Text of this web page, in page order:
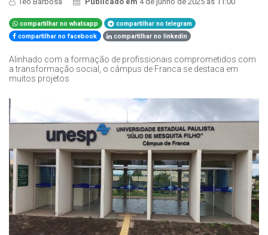
compartilhar no whatsapp
compartilhar no telegram
compartilhar no facebook
compartilhar no linkedin
Alinhado com a formação de profissionais comprometidos com
a transformação social, o câmpus de Franca se destaca em
muitos projetos